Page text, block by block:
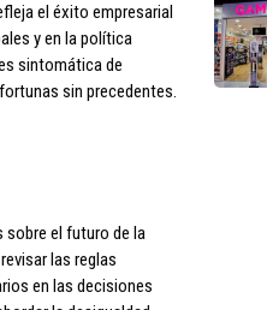
el éxito empresarial
y en la política
sintomática de
sin precedentes.
sobre el futuro de la
las reglas
en las decisiones